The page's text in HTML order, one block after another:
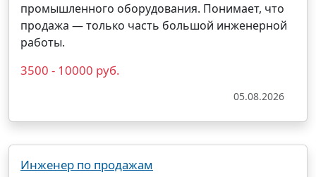
промышленного оборудования. Понимает, что
продажа — только часть большой инженерной
работы.
3500 - 10000 руб.
05.08.2026
Инженер по продажам